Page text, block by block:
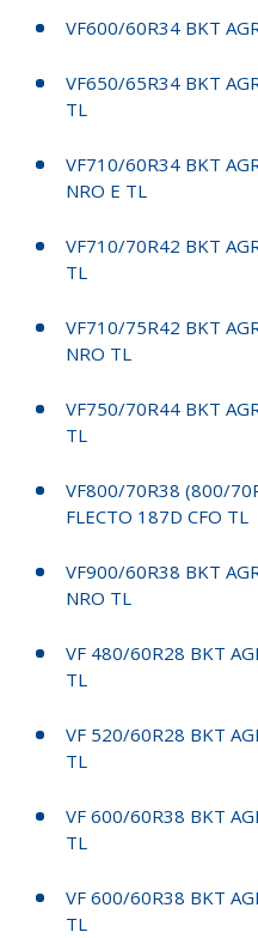
VF600/60R34 BKT
VF650/65R34 BKT
TL
VF710/60R34 BKT
NRO E TL
VF710/70R42 BKT
TL
VF710/75R42 BKT
NRO TL
VF750/70R44 BKT
TL
VF800/70R38 (800/
FLECTO 187D CFO TL
VF900/60R38 BKT
NRO TL
VF 480/60R28 BKT
TL
VF 520/60R28 BKT
TL
VF 600/60R38 BKT
TL
VF 600/60R38 BKT
TL